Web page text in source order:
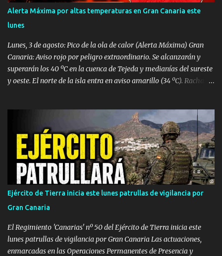
autopista GC-1, en el municipio de San Bartolomé de Tirajana,
justo tras rebasar el último túnel en dirección a Puerto Rico. Dos
coches incendiados y un conductor atrapado Tras recibir la alerta,
el Centro Coordinador de Emergencias y...
Alerta Máxima por altas temperaturas en Gran Canaria este
lunes
Lunes, 3 de agosto: Pico de la ola de calor (Alerta Máxima) Gran
Canaria: Aviso rojo por peligro extraordinario. Se alcanzarán y
superarán los 40 ºC en la cuenca de Tejeda y medianías del sureste
y oeste. El norte de la isla entra en aviso amarillo (34 ºC). Rachas
(medianías y costas). Avisos amarillos de 34 ºC a 35 ºC en el área
metropolitana y norte. Lanzarote, Fuerteventura, La Palma, La
Gomera y El Hierro: Avisos amarillos generalizados por máximas
de 35 ºC (con picos de 37 ºC). Vientos de hasta 70-80 km/h en La
Gomera y Lanzarote. Densa calima en altura. Martes, 4 de agosto:
Calor extremo persistente en Gran Canaria y La Palma Gran
Canaria: Mantiene el aviso naranja con máximas de 39 ºC ,
pudiendo rebasar de nuevo los 40 ºC en Tejeda y medianías.
Viento moderado con rachas de 70 km/h. La Palma: Sube el nivel a
aviso naranja. Temperaturas de 37 ºC en cu...
Ejército de Tierra inicia este lunes patrullas de vigilancia por
Gran Canaria
El Regimiento 'Canarias' nº 50 del Ejército de Tierra inicia este
lunes patrullas de vigilancia por Gran Canaria Las actuaciones,
enmarcadas en las Operaciones Permanentes de Presencia y